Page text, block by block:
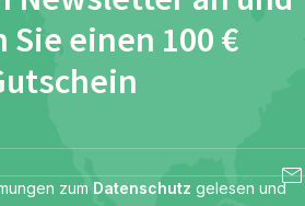
einen 100 €
zum Datenschutz gelesen und